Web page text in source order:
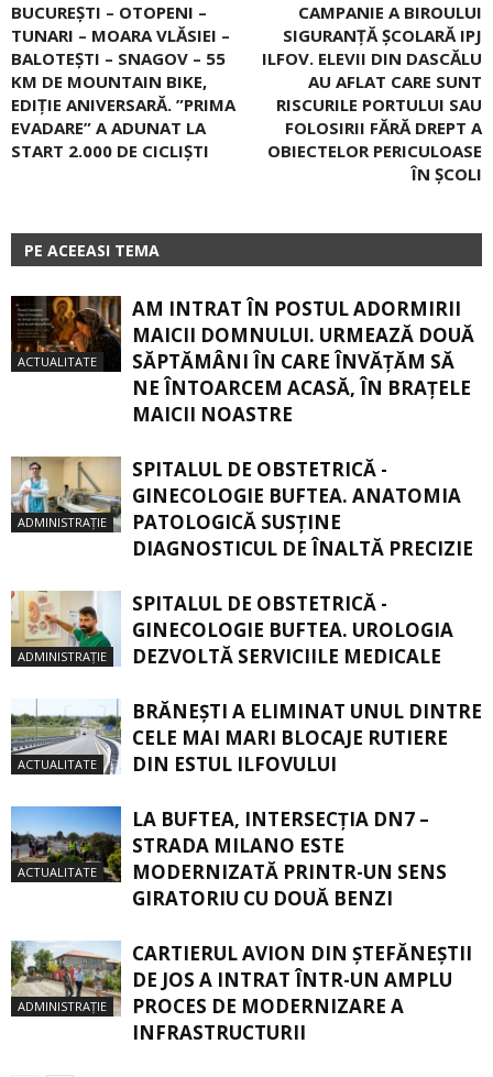
BUCUREȘTI – OTOPENI –
TUNARI – MOARA VLĂSIEI –
BALOTEȘTI – SNAGOV – 55
KM DE MOUNTAIN BIKE,
EDIȚIE ANIVERSARĂ. ”PRIMA
EVADARE” A ADUNAT LA
START 2.000 DE CICLIŞTI
CAMPANIE A BIROULUI
SIGURANȚĂ ȘCOLARĂ IPJ
ILFOV. ELEVII DIN DASCĂLU
AU AFLAT CARE SUNT
RISCURILE PORTULUI SAU
FOLOSIRII FĂRĂ DREPT A
OBIECTELOR PERICULOASE
ÎN ȘCOLI
PE ACEEASI TEMA
ACTUALITATE
AM INTRAT ÎN POSTUL ADORMIRII
MAICII DOMNULUI. URMEAZĂ DOUĂ
SĂPTĂMÂNI ÎN CARE ÎNVĂŢĂM SĂ
NE ÎNTOARCEM ACASĂ, ÎN BRAŢELE
MAICII NOASTRE
ADMINISTRAȚIE
SPITALUL DE OBSTETRICĂ -
GINECOLOGIE BUFTEA. ANATOMIA
PATOLOGICĂ SUSŢINE
DIAGNOSTICUL DE ÎNALTĂ PRECIZIE
ADMINISTRAȚIE
SPITALUL DE OBSTETRICĂ -
GINECOLOGIE BUFTEA. UROLOGIA
DEZVOLTĂ SERVICIILE MEDICALE
ACTUALITATE
BRĂNEȘTI A ELIMINAT UNUL DINTRE
CELE MAI MARI BLOCAJE RUTIERE
DIN ESTUL ILFOVULUI
ACTUALITATE
LA BUFTEA, INTERSECŢIA DN7 –
STRADA MILANO ESTE
MODERNIZATĂ PRINTR-UN SENS
GIRATORIU CU DOUĂ BENZI
ADMINISTRAȚIE
CARTIERUL AVION DIN ŞTEFĂNEŞTII
DE JOS A INTRAT ÎNTR-UN AMPLU
PROCES DE MODERNIZARE A
INFRASTRUCTURII